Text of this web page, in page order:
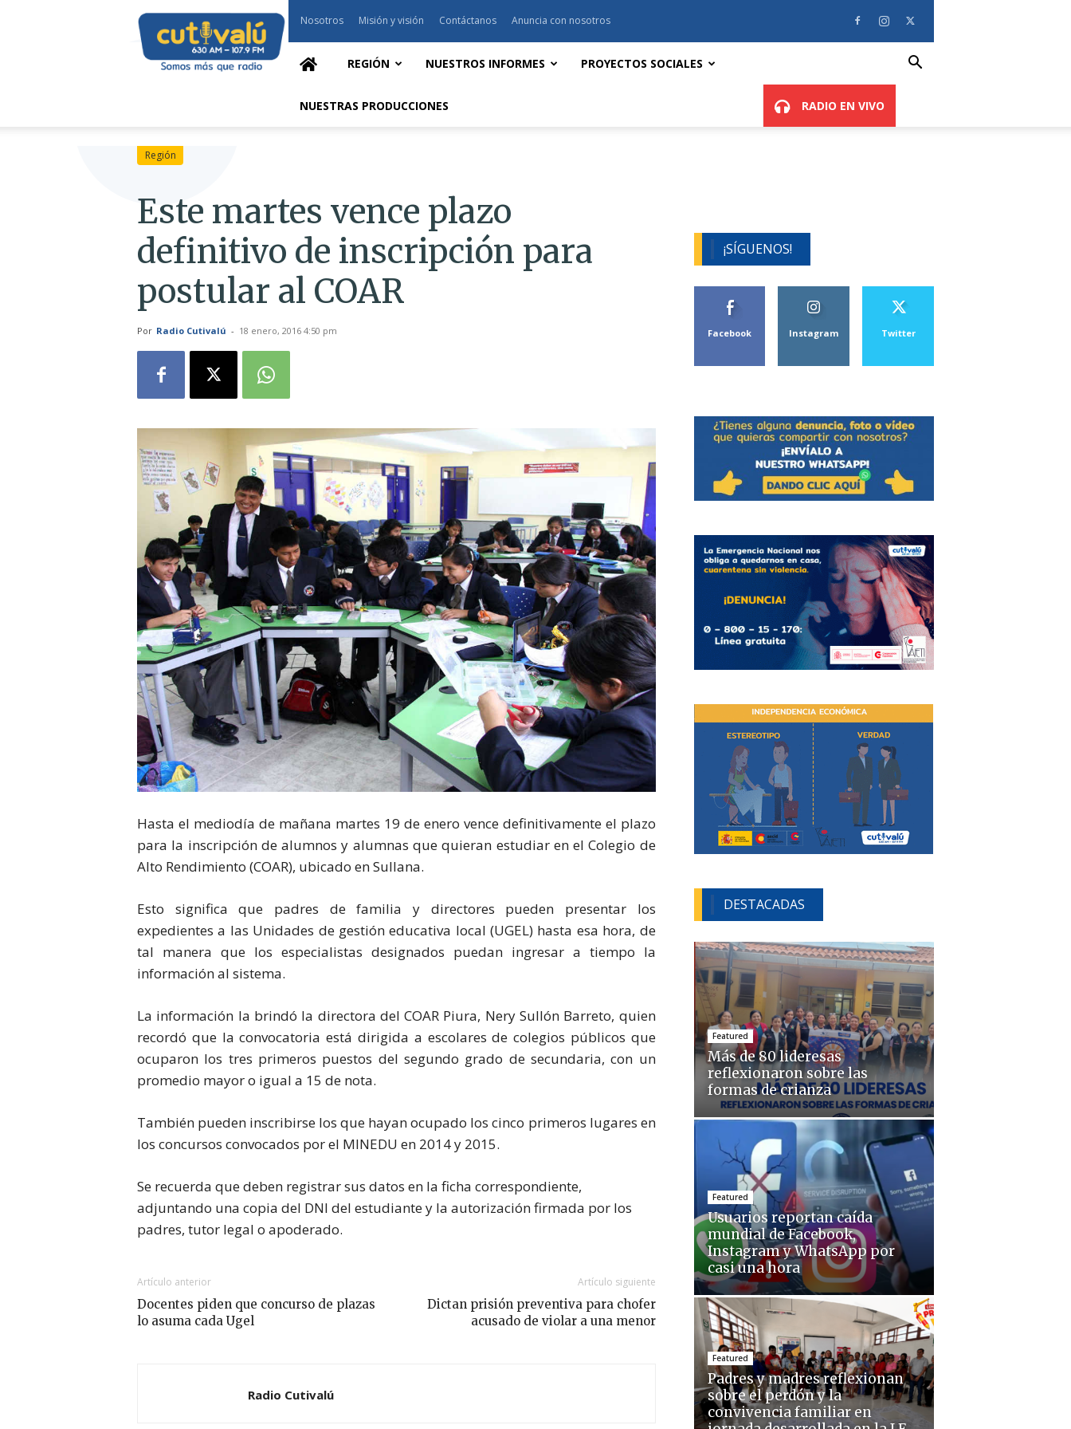
Cutivalú
Piura
Nosotros Misión y visión Contáctanos Anuncia con nosotros
REGIÓN NUESTROS INFORMES PROYECTOS SOCIALES
NUESTRAS PRODUCCIONES RADIO EN VIVO
Región
Este martes vence plazo
definitivo de inscripción para
postular al COAR
Por Radio Cutivalú - 18 enero, 2016 4:50 pm
Hasta el mediodía de mañana martes 19 de enero vence definitivamente el plazo
para la inscripción de alumnos y alumnas que quieran estudiar en el Colegio de
Alto Rendimiento (COAR), ubicado en Sullana.
Esto significa que padres de familia y directores pueden presentar los
expedientes a las Unidades de gestión educativa local (UGEL) hasta esa hora, de
tal manera que los especialistas designados puedan ingresar a tiempo la
información al sistema.
La información la brindó la directora del COAR Piura, Nery Sullón Barreto, quien
recordó que la convocatoria está dirigida a escolares de colegios públicos que
ocuparon los tres primeros puestos del segundo grado de secundaria, con un
promedio mayor o igual a 15 de nota.
También pueden inscribirse los que hayan ocupado los cinco primeros lugares en
los concursos convocados por el MINEDU en 2014 y 2015.
Se recuerda que deben registrar sus datos en la ficha correspondiente,
adjuntando una copia del DNI del estudiante y la autorización firmada por los
padres, tutor legal o apoderado.
Artículo anterior
Docentes piden que concurso de plazas
lo asuma cada Ugel
Artículo siguiente
Dictan prisión preventiva para chofer
acusado de violar a una menor
Radio Cutivalú
¡SÍGUENOS!
DESTACADAS
Featured
Más de 80 lideresas
reflexionaron sobre las
formas de crianza
Featured
Usuarios reportan caída
mundial de Facebook,
Instagram y WhatsApp por
casi una hora
Featured
Padres y madres reflexionan
sobre el perdón y la
convivencia familiar en